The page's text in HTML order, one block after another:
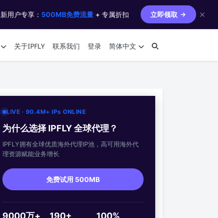
用户专享： 500MB免费流量 + 专属折扣 立即领取 ✕
关于IPFLY 联系我们 登录 简体中文
LIVE · 90.4M+ IPs ONLINE
为什么选择 IPFLY 全球代理？
IPFLY拥有全球优质海外代理IP池，高可用海外代
理资源赋能业务增长
免费试用 500MB
9000万+ 190+ 100%